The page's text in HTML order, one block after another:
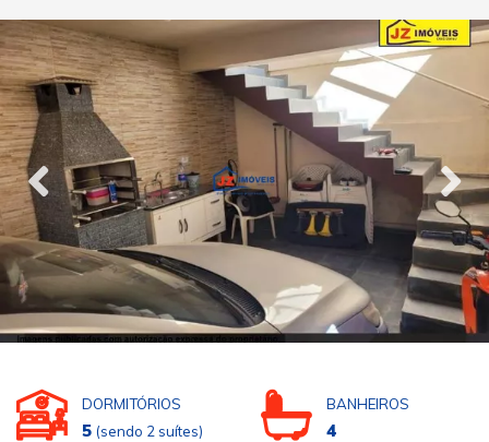
DORMITÓRIOS
5 (sendo 2 suítes)
BANHEIROS
4